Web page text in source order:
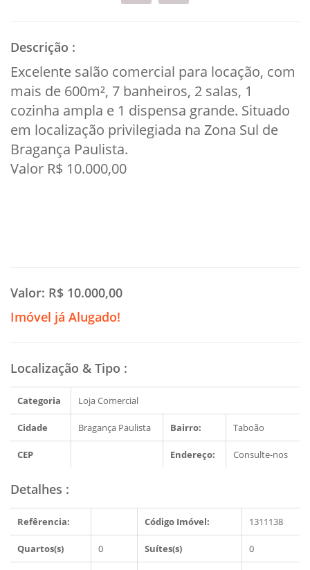
Descrição :
Excelente salão comercial para locação, com
mais de 600m², 7 banheiros, 2 salas, 1
cozinha ampla e 1 dispensa grande. Situado
em localização privilegiada na Zona Sul de
Bragança Paulista.
Valor R$ 10.000,00
Valor: R$ 10.000,00
Imóvel já Alugado!
Localização & Tipo :
Categoria Loja Comercial
Cidade Bragança Paulista Bairro: Taboão
CEP Endereço: Consulte-nos
Detalhes :
Refêrencia: Código Imóvel: 1311138
Quartos(s) 0 Suítes(s) 0